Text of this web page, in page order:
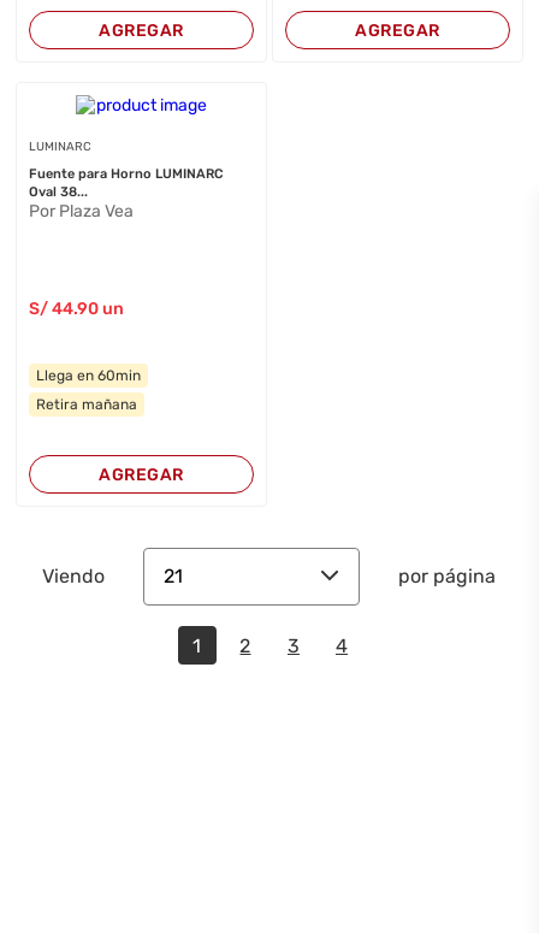
AGREGAR AGREGAR
LUMINARC
Fuente para Horno LUMINARC
Oval 38...
Por Plaza Vea
S/44.90 un
Llega en 60min
Retira mañana
AGREGAR
Viendo 21 por página
1 2 3 4